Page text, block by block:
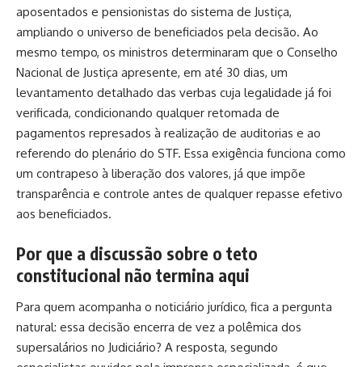
aposentados e pensionistas do sistema de Justiça,
ampliando o universo de beneficiados pela decisão. Ao
mesmo tempo, os ministros determinaram que o Conselho
Nacional de Justiça apresente, em até 30 dias, um
levantamento detalhado das verbas cuja legalidade já foi
verificada, condicionando qualquer retomada de
pagamentos represados à realização de auditorias e ao
referendo do plenário do STF. Essa exigência funciona como
um contrapeso à liberação dos valores, já que impõe
transparência e controle antes de qualquer repasse efetivo
aos beneficiados.
Por que a discussão sobre o teto
constitucional não termina aqui
Para quem acompanha o noticiário jurídico, fica a pergunta
natural: essa decisão encerra de vez a polêmica dos
supersalários no Judiciário? A resposta, segundo